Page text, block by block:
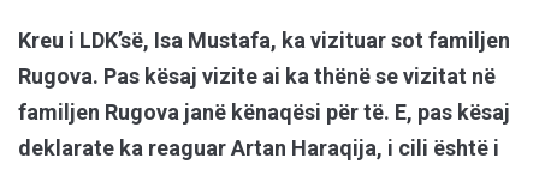
Kreu i LDK’së, Isa Mustafa, ka vizituar sot familjen
Rugova. Pas kësaj vizite ai ka thënë se vizitat në
familjen Rugova janë kënaqësi për të. E, pas kësaj
deklarate ka reaguar Artan Haraqija, i cili është i